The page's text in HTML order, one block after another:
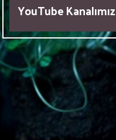
YouTube Kanalımız